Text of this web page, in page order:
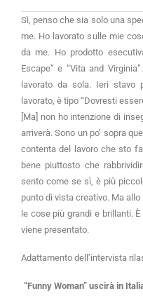
Sì, penso che sia solo una
me. Ho lavorato sulle mie
da me. Ho prodotto
Escape” e “Vita and
lavorato da sola. Ieri
lavorato, è tipo “Dovresti
[Ma] non ho intenzione di
arriverà. Sono un po’ sopra
contenta del lavoro che sto
bene piuttosto che
sento come se sì, è più
punto di vista creativo. Ma
le cose più grandi e brillanti.
viene presentato.
Adattamento dell’intervista
“Funny Woman” uscirà in